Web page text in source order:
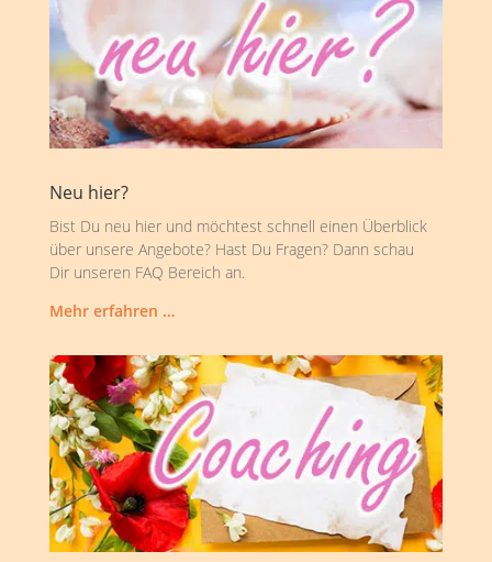
Neu hier?
Bist Du neu hier und möchtest schnell einen Überblick
über unsere Angebote? Hast Du Fragen? Dann schau
Dir unseren FAQ Bereich an.
Mehr erfahren …